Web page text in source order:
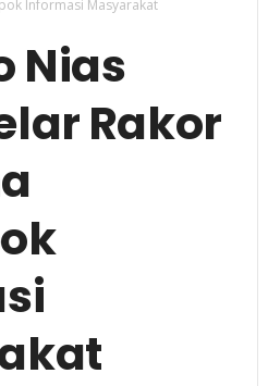
Informasi Masyarakat
Nias
Rakor